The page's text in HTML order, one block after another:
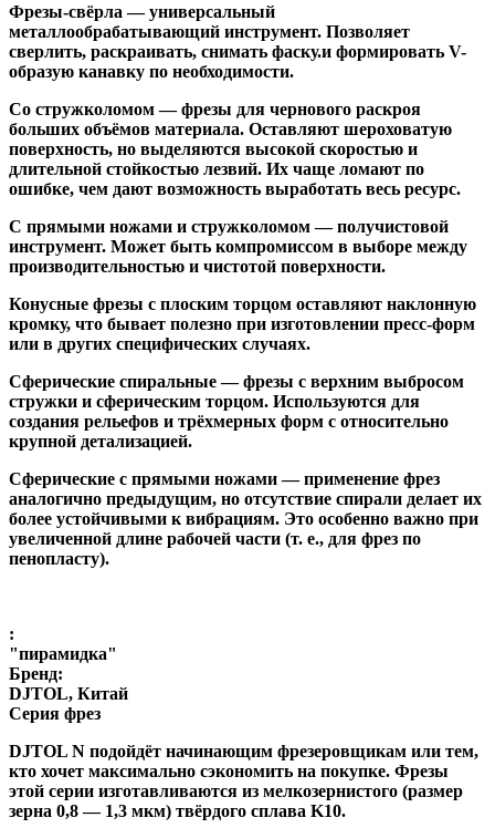
Фрезы-свёрла — универсальный
металлообрабатывающий инструмент. Позволяет
сверлить, раскраивать, снимать фаску.и формировать V-
образую канавку по необходимости.
Со стружколомом— фрезы для чернового раскроя
больших объёмов материала. Оставляют шероховатую
поверхность, но выделяются высокой скоростью и
длительной стойкостью лезвий. Их чаще ломают по
ошибке, чем дают возможность выработать весь ресурс.
С прямыми ножами и стружколомом— получистовой
инструмент. Может быть компромиссом в выборе между
производительностью и чистотой поверхности.
Конусные фрезы с плоским торцом оставляют наклонную
кромку, что бывает полезно при изготовлении пресс-форм
или в других специфических случаях.
Сферические спиральные— фрезы с верхним выбросом
стружки и сферическим торцом. Используются для
создания рельефов и трёхмерных форм с относительно
крупной детализацией.
Сферические с прямыми ножами— применение фрез
аналогично предыдущим, но отсутствие спирали делает их
более устойчивыми к вибрациям. Это особенно важно при
увеличенной длине рабочей части (т. е., для фрез по
пенопласту).
:
"пирамидка"
Бренд:
DJTOL, Китай
Серия фрез
DJTOL N подойдёт начинающим фрезеровщикам или тем,
кто хочет максимально сэкономить на покупке. Фрезы
этой серии изготавливаются из мелкозернистого (размер
зерна 0,8 — 1,3 мкм) твёрдого сплава K10.